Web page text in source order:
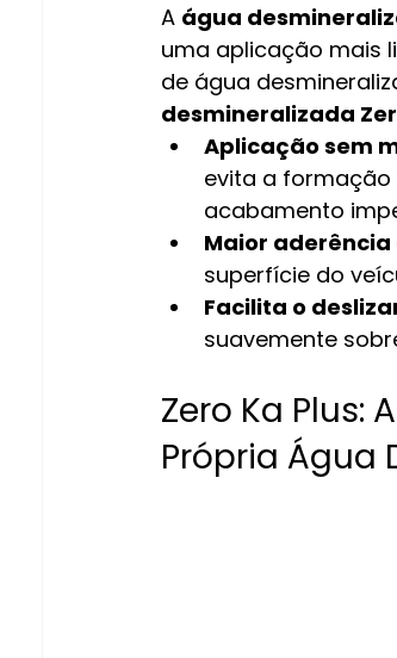
A água
uma aplicação mais
de água
desmineralizada
Aplicação sem
evita a formação
acabamento
Maior
superfície do
Facilita o
suavemente
Zero Ka Plus:
Própria Água